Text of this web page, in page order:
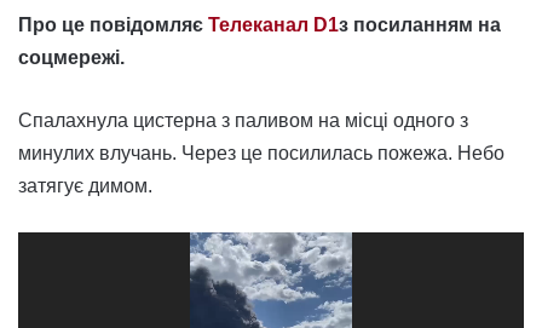
Про це повідомляє Телеканал D1з посиланням на
соцмережі.
Спалахнула цистерна з паливом на місці одного з
минулих влучань. Через це посилилась пожежа. Небо
затягує димом.